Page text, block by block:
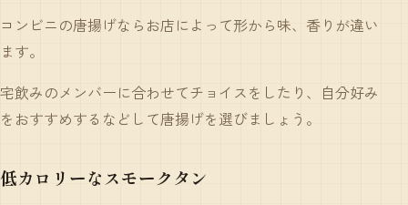
コンビニの唐揚げならお店によって形から味、香りが違い
ます。
宅飲みのメンバーに合わせてチョイスをしたり、自分好み
をおすすめするなどして唐揚げを選びましょう。
低カロリーなスモークタン